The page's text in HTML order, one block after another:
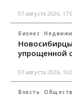
07 августа 2026,
Бизнес
упрощенной
07 августа 2026,
Власть